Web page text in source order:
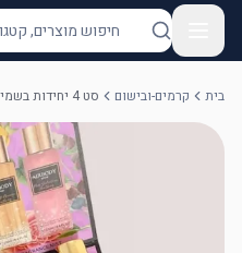
בית קרמים-ובישום סט 4 יחידות בשמים קטנים